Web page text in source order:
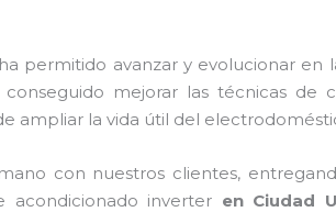
permitido avanzar y evolucionar en
conseguido mejorar las técnicas de
ampliar la vida útil del
con nuestros clientes,
acondicionado inverter en Ciudad